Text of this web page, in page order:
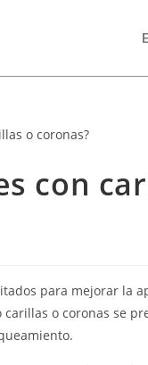
con
para mejorar la
o coronas se